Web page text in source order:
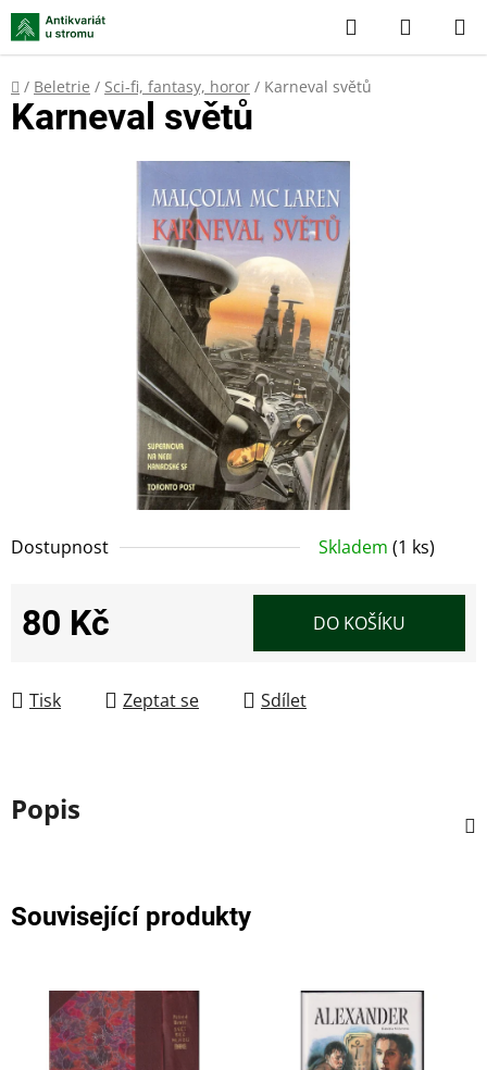
Přejít
na
obsah
Hledat
KOŠÍK
Domů
/ Beletrie / Sci-fi, fantasy, horor / Karneval světů
Dostupnost Skladem (1 ks)
80 Kč DO KOŠÍKU
Tisk Zeptat se Sdílet
Karneval světů
Popis
Související produkty